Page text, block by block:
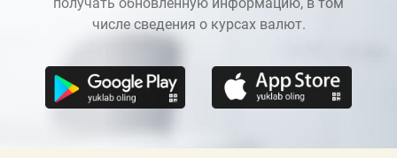
получать обновленную информацию, в том
числе сведения о курсах валют.